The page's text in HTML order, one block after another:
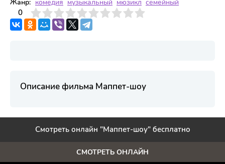
Жанр: комедия музыкальный мюзикл семейный
0
4 6 7 8 9 10
Описание фильма Маппет-шоу
Смотреть онлайн "Маппет-шоу" бесплатно
СМОТРЕТЬ ОНЛАЙН